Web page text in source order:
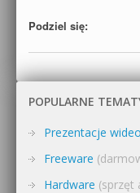
Podziel się:
POPULARNE
Prezentacje wideo
Freeware
Hardware (sprzęt